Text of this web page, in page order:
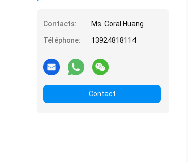
Contacts:
Ms. Coral Huang
Téléphone:
13924818114
Contact